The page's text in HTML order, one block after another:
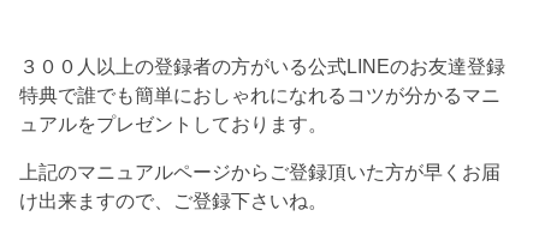
３００人以上の登録者の方がいる公式LINEのお友達登録
特典で誰でも簡単におしゃれになれるコツが分かるマニ
ュアルをプレゼントしております。
上記のマニュアルページからご登録頂いた方が早くお届
け出来ますので、ご登録下さいね。